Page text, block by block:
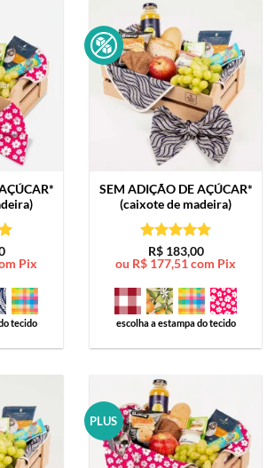
5
Pix
tecido
SEM ADIÇÃO DE AÇÚCAR*
(caixote de madeira)
Avaliação5
de 5
R$183,00
ou R$ 177,51com Pix
escolha a estampa do tecido
PLUS